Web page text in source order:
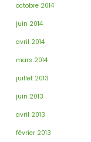
octobre 2014
juin 2014
avril 2014
mars 2014
juillet 2013
juin 2013
avril 2013
février 2013